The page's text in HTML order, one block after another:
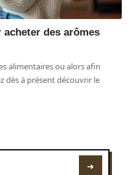
des arômes
alimentaires ou alors afin
dès à présent découvrir le